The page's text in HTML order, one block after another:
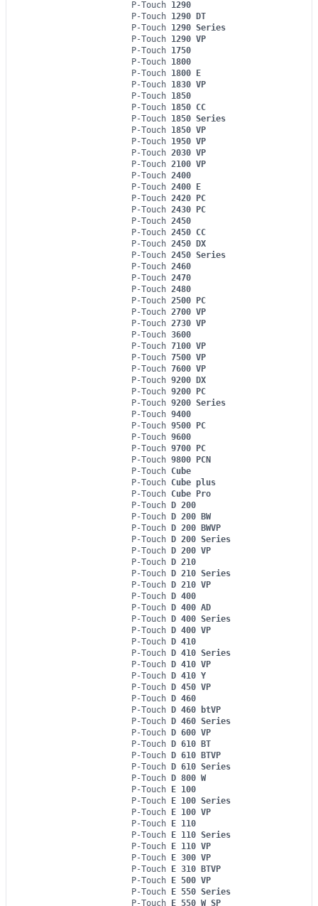
P-Touch 1290
P-Touch 1290 DT
P-Touch 1290 Series
P-Touch 1290 VP
P-Touch 1750
P-Touch 1800
P-Touch 1800 E
P-Touch 1830 VP
P-Touch 1850
P-Touch 1850 CC
P-Touch 1850 Series
P-Touch 1850 VP
P-Touch 1950 VP
P-Touch 2030 VP
P-Touch 2100 VP
P-Touch 2400
P-Touch 2400 E
P-Touch 2420 PC
P-Touch 2430 PC
P-Touch 2450
P-Touch 2450 CC
P-Touch 2450 DX
P-Touch 2450 Series
P-Touch 2460
P-Touch 2470
P-Touch 2480
P-Touch 2500 PC
P-Touch 2700 VP
P-Touch 2730 VP
P-Touch 3600
P-Touch 7100 VP
P-Touch 7500 VP
P-Touch 7600 VP
P-Touch 9200 DX
P-Touch 9200 PC
P-Touch 9200 Series
P-Touch 9400
P-Touch 9500 PC
P-Touch 9600
P-Touch 9700 PC
P-Touch 9800 PCN
P-Touch Cube
P-Touch Cube plus
P-Touch Cube Pro
P-Touch D 200
P-Touch D 200 BW
P-Touch D 200 BWVP
P-Touch D 200 Series
P-Touch D 200 VP
P-Touch D 210
P-Touch D 210 Series
P-Touch D 210 VP
P-Touch D 400
P-Touch D 400 AD
P-Touch D 400 Series
P-Touch D 400 VP
P-Touch D 410
P-Touch D 410 Series
P-Touch D 410 VP
P-Touch D 410 Y
P-Touch D 450 VP
P-Touch D 460
P-Touch D 460 btVP
P-Touch D 460 Series
P-Touch D 600 VP
P-Touch D 610 BT
P-Touch D 610 BTVP
P-Touch D 610 Series
P-Touch D 800 W
P-Touch E 100
P-Touch E 100 Series
P-Touch E 100 VP
P-Touch E 110
P-Touch E 110 Series
P-Touch E 110 VP
P-Touch E 300 VP
P-Touch E 310 BTVP
P-Touch E 500 VP
P-Touch E 550 Series
P-Touch E 550 W SP